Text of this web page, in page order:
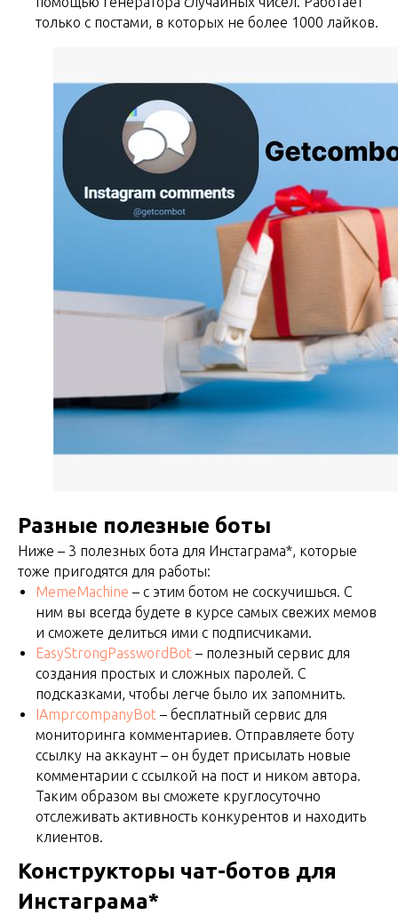
только с постами, в которых не более 1000 лайков.
Разные полезные боты
Ниже – 3 полезных бота для Инстаграма*, которые
тоже пригодятся для работы:
MemeMachine – с этим ботом не соскучишься. С
ним вы всегда будете в курсе самых свежих мемов
и сможете делиться ими с подписчиками.
EasyStrongPasswordBot – полезный сервис для
создания простых и сложных паролей. С
подсказками, чтобы легче было их запомнить.
IAmprcompanyBot – бесплатный сервис для
мониторинга комментариев. Отправляете боту
ссылку на аккаунт – он будет присылать новые
комментарии с ссылкой на пост и ником автора.
Таким образом вы сможете круглосуточно
отслеживать активность конкурентов и находить
клиентов.
Конструкторы чат-ботов для
Инстаграма*